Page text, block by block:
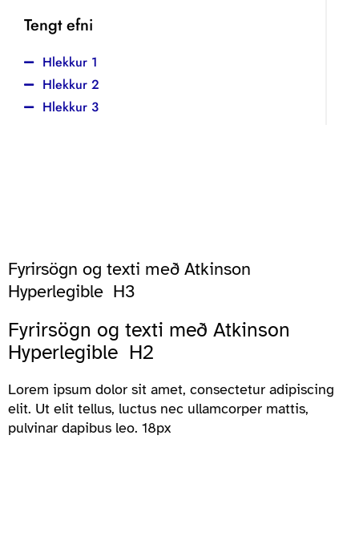
Tengt efni
Hlekkur 1
Hlekkur 2
Hlekkur 3
Fyrirsögn og texti með Atkinson
Hyperlegible H3
Fyrirsögn og texti með Atkinson
Hyperlegible H2
Lorem ipsum dolor sit amet, consectetur adipiscing
elit. Ut elit tellus, luctus nec ullamcorper mattis,
pulvinar dapibus leo. 18px